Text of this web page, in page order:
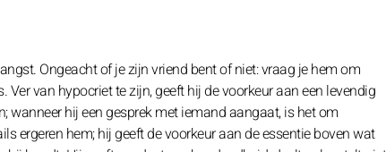
Ongeacht of je zijn vriend bent of niet: vraag je hem om
van hypocriet te zijn, geeft hij de voorkeur aan een levendig
wanneer hij een gesprek met iemand aangaat, is het om
ergeren hem; hij geeft de voorkeur aan de essentie boven wat